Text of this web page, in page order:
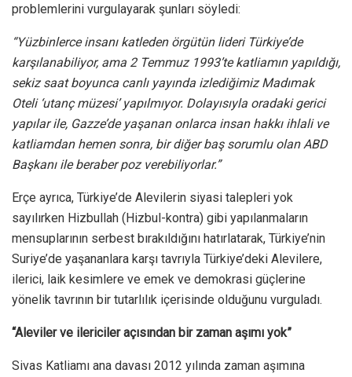
problemlerini vurgulayarak şunları söyledi:
“Yüzbinlerce insanı katleden örgütün lideri Türkiye’de
karşılanabiliyor, ama 2 Temmuz 1993’te katliamın yapıldığı,
sekiz saat boyunca canlı yayında izlediğimiz Madımak
Oteli ‘utanç müzesi’ yapılmıyor. Dolayısıyla oradaki gerici
yapılar ile, Gazze’de yaşanan onlarca insan hakkı ihlali ve
katliamdan hemen sonra, bir diğer baş sorumlu olan ABD
Başkanı ile beraber poz verebiliyorlar.”
Erçe ayrıca, Türkiye’de Alevilerin siyasi talepleri yok
sayılırken Hizbullah (Hizbul-kontra) gibi yapılanmaların
mensuplarının serbest bırakıldığını hatırlatarak, Türkiye’nin
Suriye’de yaşananlara karşı tavrıyla Türkiye’deki Alevilere,
ilerici, laik kesimlere ve emek ve demokrasi güçlerine
yönelik tavrının bir tutarlılık içerisinde olduğunu vurguladı.
“Aleviler ve ilericiler açısından bir zaman aşımı yok”
Sivas Katliamı ana davası 2012 yılında zaman aşımına